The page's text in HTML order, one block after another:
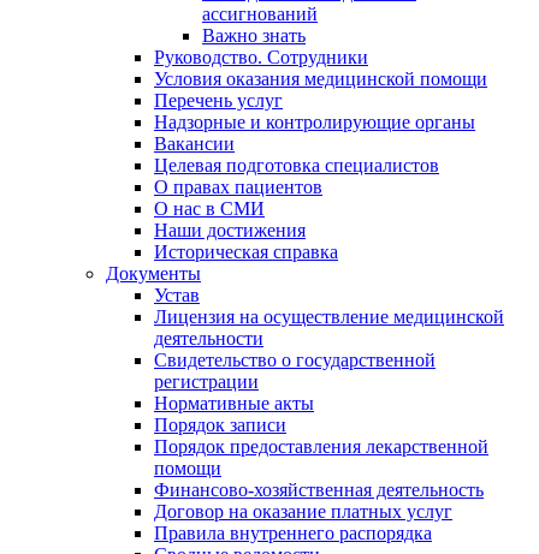
ассигнований
Важно знать
Руководство. Сотрудники
Условия оказания медицинской помощи
Перечень услуг
Надзорные и контролирующие органы
Вакансии
Целевая подготовка специалистов
О правах пациентов
О нас в СМИ
Наши достижения
Историческая справка
Документы
Устав
Лицензия на осуществление медицинской
деятельности
Свидетельство о государственной
регистрации
Нормативные акты
Порядок записи
Порядок предоставления лекарственной
помощи
Финансово-хозяйственная деятельность
Договор на оказание платных услуг
Правила внутреннего распорядка